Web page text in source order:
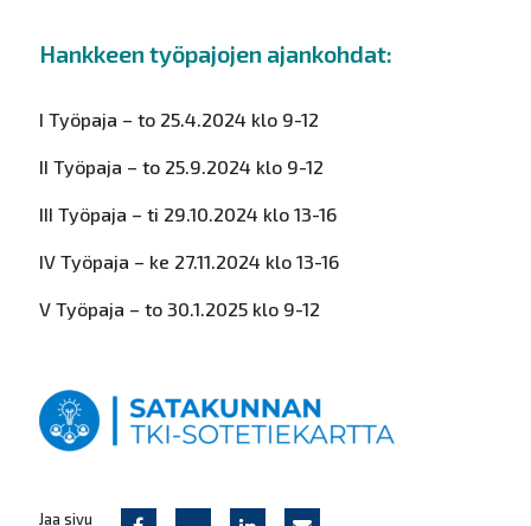
Hankkeen työpajojen ajankohdat:
I Työpaja – to 25.4.2024 klo 9-12
II Työpaja – to 25.9.2024 klo 9-12
III Työpaja – ti 29.10.2024 klo 13-16
IV Työpaja – ke 27.11.2024 klo 13-16
V Työpaja – to 30.1.2025 klo 9-12
Jaa sivu